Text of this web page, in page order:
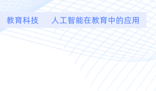
教育科技
人工智能在教育中的应用